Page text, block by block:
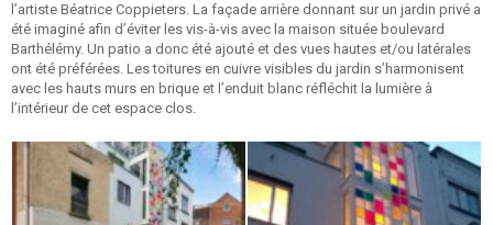
l’artiste Béatrice Coppieters. La façade arrière donnant sur un jardin privé a
été imaginé afin d’éviter les vis-à-vis avec la maison située boulevard
Barthélémy. Un patio a donc été ajouté et des vues hautes et/ou latérales
ont été préférées. Les toitures en cuivre visibles du jardin s’harmonisent
avec les hauts murs en brique et l’enduit blanc réfléchit la lumière à
l’intérieur de cet espace clos.